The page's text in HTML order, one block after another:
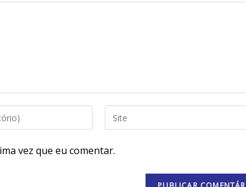
vez que eu comentar.